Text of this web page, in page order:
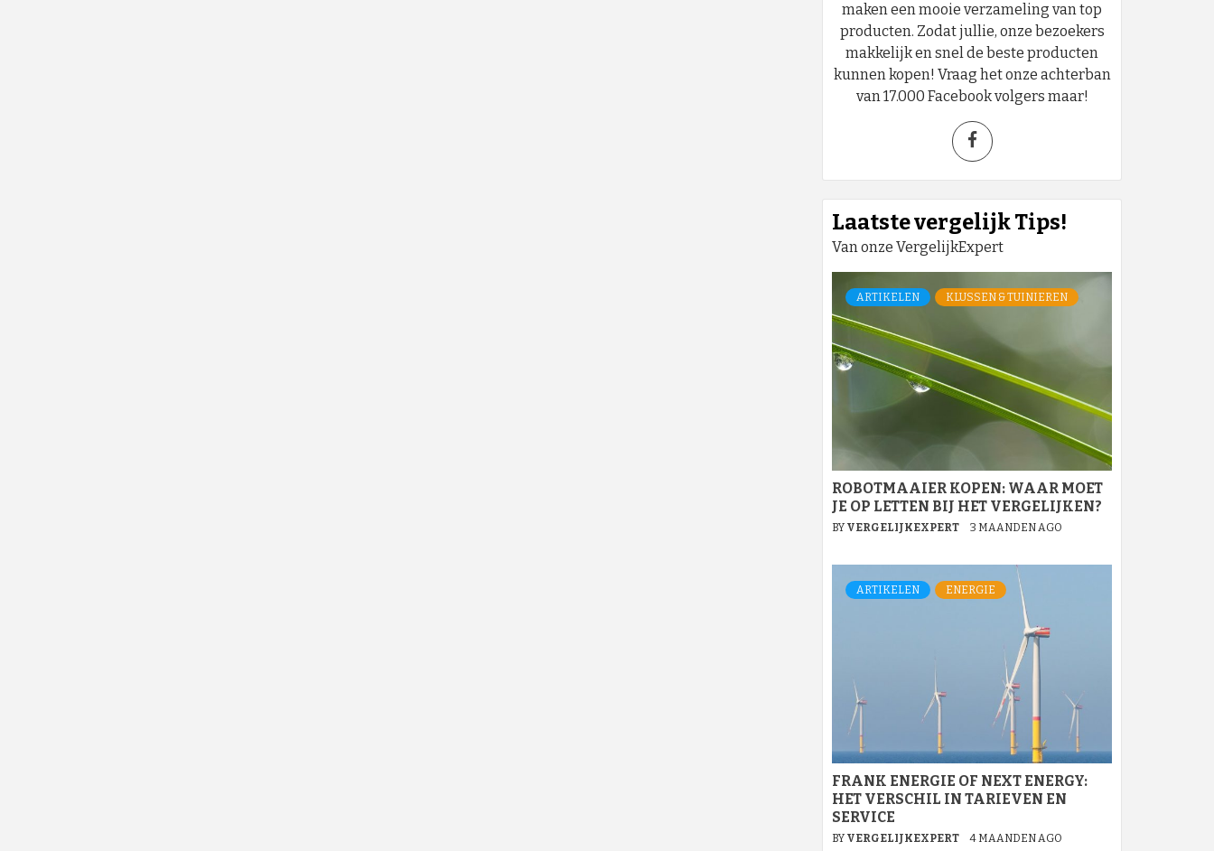
maken een mooie verzameling van top
producten. Zodat jullie, onze bezoekers
makkelijk en snel de beste producten
kunnen kopen! Vraag het onze achterban
van 17.000 Facebook volgers maar!
Laatste vergelijk Tips!
Van onze VergelijkExpert
ARTIKELEN KLUSSEN & TUINIEREN
ROBOTMAAIER KOPEN: WAAR MOET
JE OP LETTEN BIJ HET VERGELIJKEN?
BY VERGELIJKEXPERT 3 MAANDEN AGO
ARTIKELEN ENERGIE
FRANK ENERGIE OF NEXT ENERGY:
HET VERSCHIL IN TARIEVEN EN
SERVICE
BY VERGELIJKEXPERT 4 MAANDEN AGO